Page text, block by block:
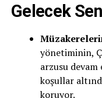
Gelecek
yönetiminin,
arzusu
koşullar
koruyor.